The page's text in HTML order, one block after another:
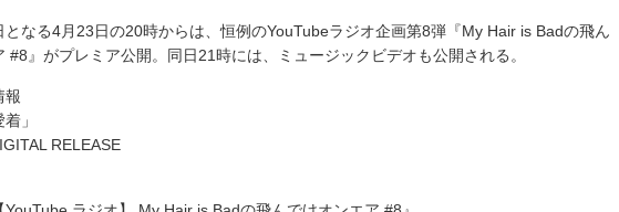
なる4月23日の20時からは、恒例のYouTubeラジオ企画第8弾『My Hair is Badの飛ん
#8』がプレミア公開。同日21時には、ミュージックビデオも公開される。
報
」
RELEASE